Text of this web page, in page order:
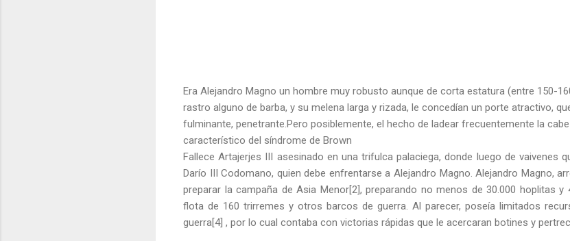
Era Alejandro Magno un hombre muy robusto aunque de corta estatura (entre 150-
rastro alguno de barba, y su melena larga y rizada, le concedían un porte atractivo,
fulminante, penetrante.Pero posiblemente, el hecho de ladear frecuentemente la
característico del síndrome de Brown
Fallece Artajerjes III asesinado en una trifulca palaciega, donde luego de vaivenes
Darío III Codomano, quien debe enfrentarse a Alejandro Magno. Alejandro Magno,
preparar la campaña de Asia Menor[2], preparando no menos de 30.000 hoplitas
flota de 160 trirremes y otros barcos de guerra. Al parecer, poseía limitados
guerra[4] , por lo cual contaba con victorias rápidas que le acercaran botines y